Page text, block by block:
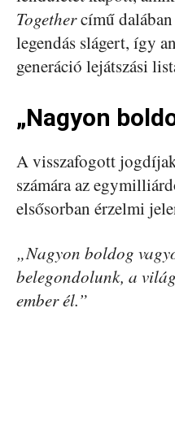
Togethercímű
legendás slágert, így
generáció lejátszási
„Nagyon
A visszafogott
számára az
elsősorban érzelmi
„Nagyon boldog
belegondolunk, a
ember él.”